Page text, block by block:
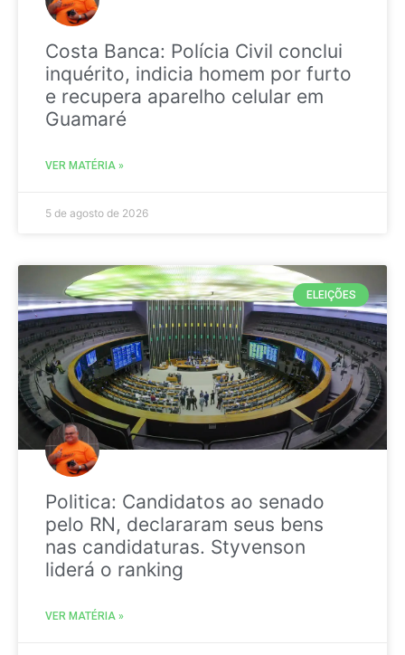
Costa Banca: Polícia Civil conclui
inquérito, indicia homem por furto
e recupera aparelho celular em
Guamaré
VER MATÉRIA »
5 de agosto de 2026
ELEIÇÕES
Politica: Candidatos ao senado
pelo RN, declararam seus bens
nas candidaturas. Styvenson
liderá o ranking
VER MATÉRIA »